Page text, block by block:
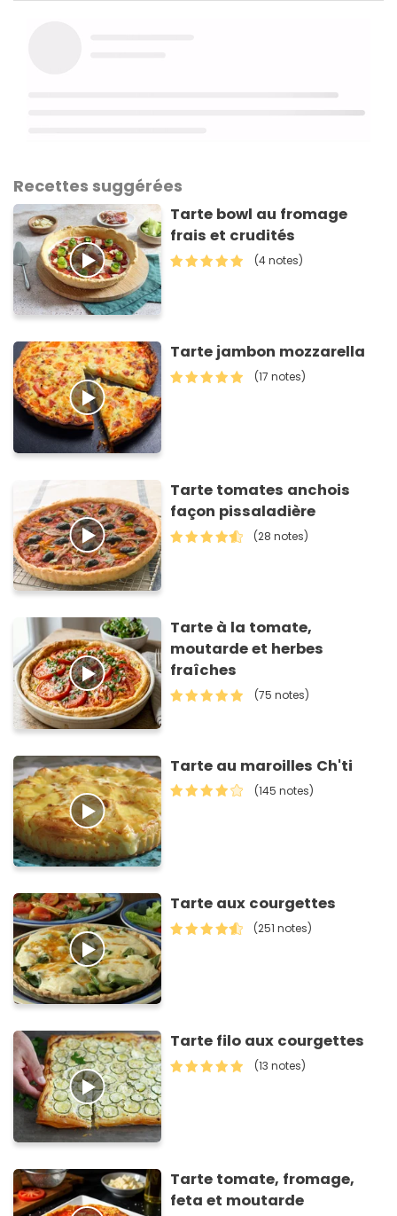
Recettes suggérées
Tarte bowl au fromage
frais et crudités
(4 notes)
Tarte jambon mozzarella
(17 notes)
Tarte tomates anchois
façon pissaladière
(28 notes)
Tarte à la tomate,
moutarde et herbes
fraîches
(75 notes)
Tarte au maroilles Ch'ti
(145 notes)
Tarte aux courgettes
(251 notes)
Tarte filo aux courgettes
(13 notes)
Tarte tomate, fromage,
feta et moutarde